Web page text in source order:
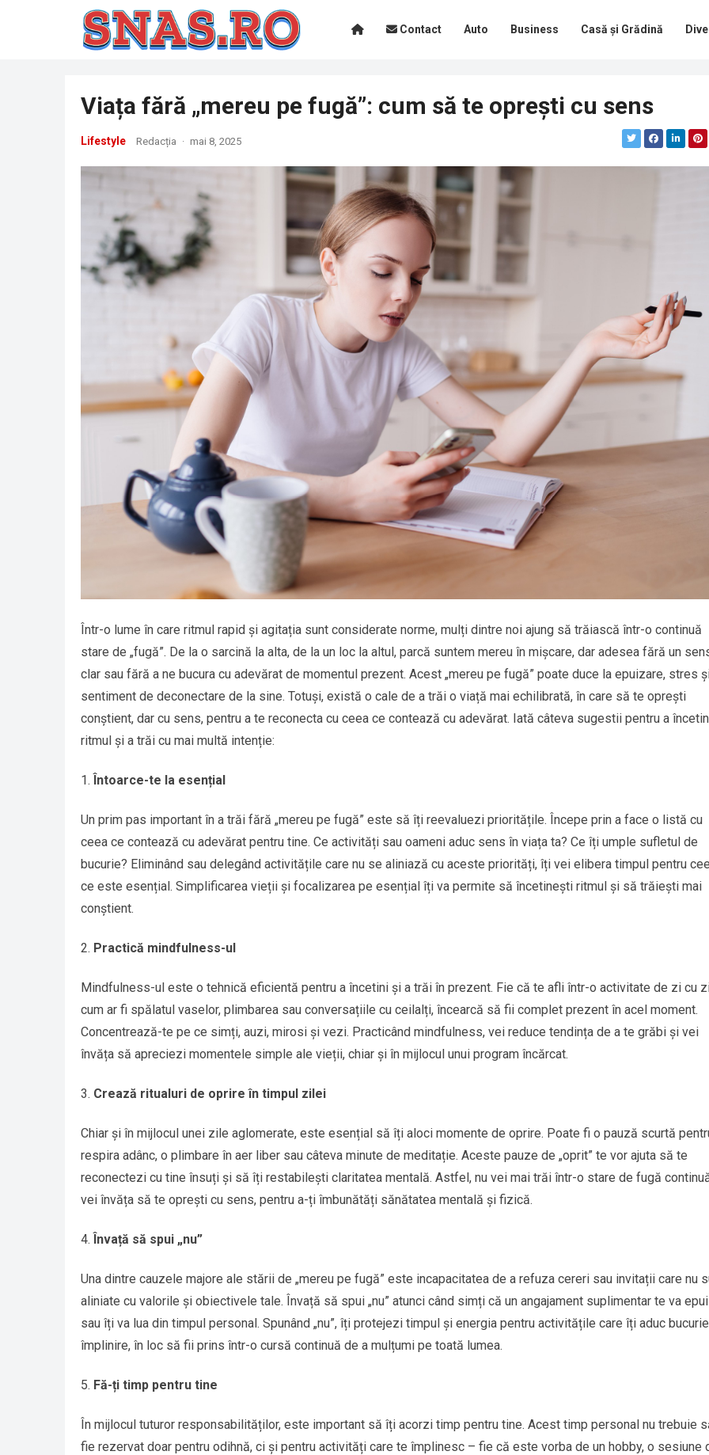
Contact Auto Business Casă și Grădină
Viața fără „mereu pe fugă”: cum să te oprești cu sens
Lifestyle Redacția · mai 8, 2025
Într-o lume în care ritmul rapid și agitația sunt considerate norme, mulți dintre noi ajung să trăiască într-o continuă
stare de „fugă”. De la o sarcină la alta, de la un loc la altul, parcă suntem mereu în mișcare, dar adesea fără un
clar sau fără a ne bucura cu adevărat de momentul prezent. Acest „mereu pe fugă” poate duce la epuizare, stres
sentiment de deconectare de la sine. Totuși, există o cale de a trăi o viață mai echilibrată, în care să te oprești
conștient, dar cu sens, pentru a te reconecta cu ceea ce contează cu adevărat. Iată câteva sugestii pentru a
ritmul și a trăi cu mai multă intenție:
Întoarce-te la esențial
Un prim pas important în a trăi fără „mereu pe fugă” este să îți reevaluezi prioritățile. Începe prin a face o listă cu
ceea ce contează cu adevărat pentru tine. Ce activități sau oameni aduc sens în viața ta? Ce îți umple sufletul de
bucurie? Eliminând sau delegând activitățile care nu se aliniază cu aceste priorități, îți vei elibera timpul pentru
ce este esențial. Simplificarea vieții și focalizarea pe esențial îți va permite să încetinești ritmul și să trăiești mai
conștient.
Practică mindfulness-ul
Mindfulness-ul este o tehnică eficientă pentru a încetini și a trăi în prezent. Fie că te afli într-o activitate de zi cu
cum ar fi spălatul vaselor, plimbarea sau conversațiile cu ceilalți, încearcă să fii complet prezent în acel moment.
Concentrează-te pe ce simți, auzi, mirosi și vezi. Practicând mindfulness, vei reduce tendința de a te grăbi și vei
învăța să apreciezi momentele simple ale vieții, chiar și în mijlocul unui program încărcat.
Crează ritualuri de oprire în timpul zilei
Chiar și în mijlocul unei zile aglomerate, este esențial să îți aloci momente de oprire. Poate fi o pauză scurtă
respira adânc, o plimbare în aer liber sau câteva minute de meditație. Aceste pauze de „oprit” te vor ajuta să te
reconectezi cu tine însuți și să îți restabilești claritatea mentală. Astfel, nu vei mai trăi într-o stare de fugă
vei învăța să te oprești cu sens, pentru a-ți îmbunătăți sănătatea mentală și fizică.
Învață să spui „nu”
Una dintre cauzele majore ale stării de „mereu pe fugă” este incapacitatea de a refuza cereri sau invitații care nu
aliniate cu valorile și obiectivele tale. Învață să spui „nu” atunci când simți că un angajament suplimentar te va
sau îți va lua din timpul personal. Spunând „nu”, îți protejezi timpul și energia pentru activitățile care îți aduc
împlinire, în loc să fii prins într-o cursă continuă de a mulțumi pe toată lumea.
Fă-ți timp pentru tine
În mijlocul tuturor responsabilităților, este important să îți acorzi timp pentru tine. Acest timp personal nu trebuie
fie rezervat doar pentru odihnă, ci și pentru activități care te împlinesc – fie că este vorba de un hobby, o sesiune